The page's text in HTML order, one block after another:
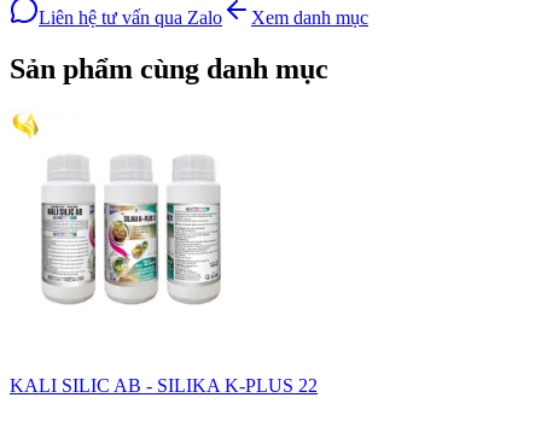
Liên hệ tư vấn qua Zalo Xem danh mục
Sản phẩm cùng danh mục
KALI SILIC AB - SILIKA K-PLUS 22